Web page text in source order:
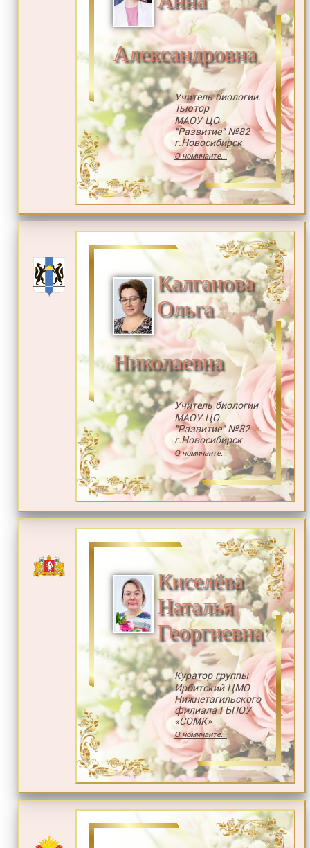
Александровна
Учитель биологии.
Тьютор
МАОУ ЦО
"Развитие" №82
г.Новосибирск
О номинанте...
Калганова
Ольга
Николаевна
Учитель биологии
МАОУ ЦО
"Развитие" №82
г.Новосибирск
О номинанте...
Киселёва
Наталья
Георгиевна
Куратор группы
Ирбитский ЦМО
Нижнетагильского
филиала ГБПОУ
«СОМК»
О номинанте...